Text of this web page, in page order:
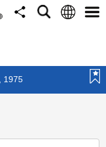
分
搜
語
選
1975